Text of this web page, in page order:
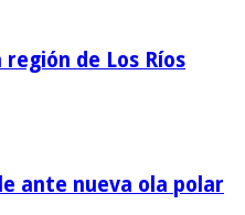
de Los Ríos
ante nueva ola polar